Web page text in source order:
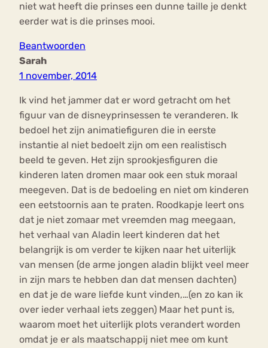
niet wat heeft die prinses een dunne taille je denkt
eerder wat is die prinses mooi.
Beantwoorden
Sarah
1 november, 2014
Ik vind het jammer dat er word getracht om het
figuur van de disneyprinsessen te veranderen. Ik
bedoel het zijn animatiefiguren die in eerste
instantie al niet bedoelt zijn om een realistisch
beeld te geven. Het zijn sprookjesfiguren die
kinderen laten dromen maar ook een stuk moraal
meegeven. Dat is de bedoeling en niet om kinderen
een eetstoornis aan te praten. Roodkapje leert ons
dat je niet zomaar met vreemden mag meegaan,
het verhaal van Aladin leert kinderen dat het
belangrijk is om verder te kijken naar het uiterlijk
van mensen (de arme jongen aladin blijkt veel meer
in zijn mars te hebben dan dat mensen dachten)
en dat je de ware liefde kunt vinden,…(en zo kan ik
over ieder verhaal iets zeggen) Maar het punt is,
waarom moet het uiterlijk plots verandert worden
omdat je er als maatschappij niet mee om kunt